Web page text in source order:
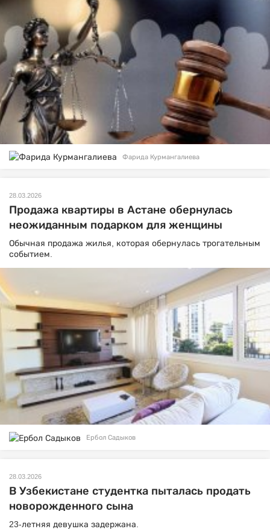
Фарида Курмангалиева
28.03.2026
Продажа квартиры в Астане обернулась
неожиданным подарком для женщины
Обычная продажа жилья, которая обернулась трогательным
событием.
Ербол Садыков
28.03.2026
В Узбекистане студентка пыталась продать
новорожденного сына
23-летняя девушка задержана.